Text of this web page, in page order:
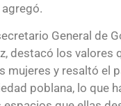
General de
destacó los valores
mujeres y resaltó el
poblana, lo que